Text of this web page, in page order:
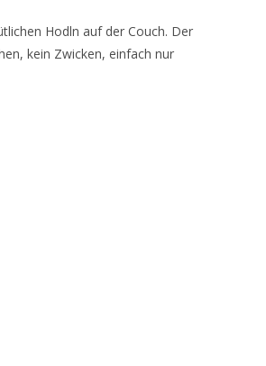
Hodln auf der Couch. Der
kein Zwicken, einfach nur